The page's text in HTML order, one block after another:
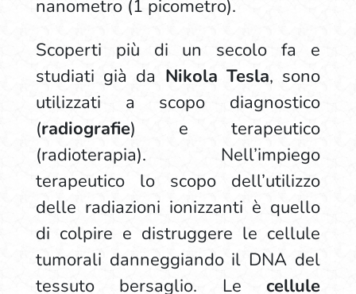
nanometro (1 picometro).
Scoperti più di un secolo fa e
studiati già da Nikola Tesla, sono
utilizzati a scopo diagnostico
(radiografie) e terapeutico
(radioterapia). Nell’impiego
terapeutico lo scopo dell’utilizzo
delle radiazioni ionizzanti è quello
di colpire e distruggere le cellule
tumorali danneggiando il DNA del
tessuto bersaglio. Lecellule